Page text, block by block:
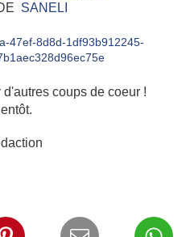
SANELI
coups de coeur !